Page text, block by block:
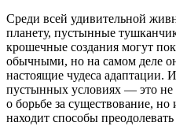
Среди всей удивительной
планету, пустынные
крошечные создания могут
обычными, но на самом деле
настоящие чудеса адаптации.
пустынных условиях — это не
о борьбе за существование,
находит способы